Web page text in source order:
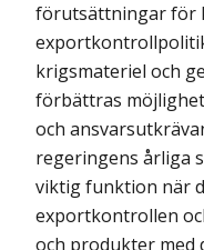
förutsättningar för
krigsmateriel och
förbättras
och
regeringens årliga
viktig funktion när
exportkontrollen
och produkter med